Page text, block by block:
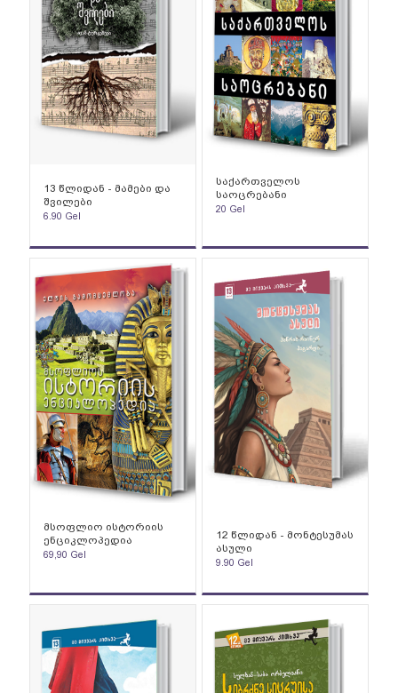
13 წლიდან - მამები და
შვილები
6.90 Gel
საქართველოს
საოცრებანი
20 Gel
მსოფლიო ისტორიის
ენციკლოპედია
69,90 Gel
12 წლიდან - მონტესუმას
ასული
9.90 Gel